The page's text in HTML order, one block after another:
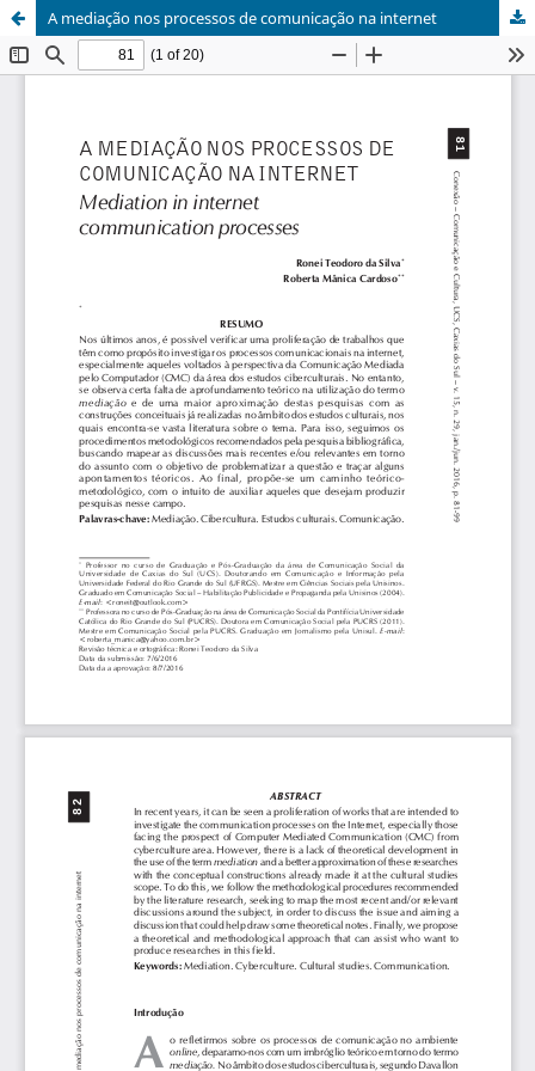
A mediação nos processos de comunicação na internet